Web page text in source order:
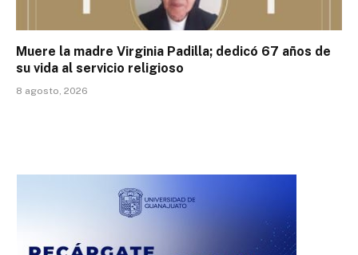
Muere la madre Virginia Padilla; dedicó 67 años de
su vida al servicio religioso
8 agosto, 2026